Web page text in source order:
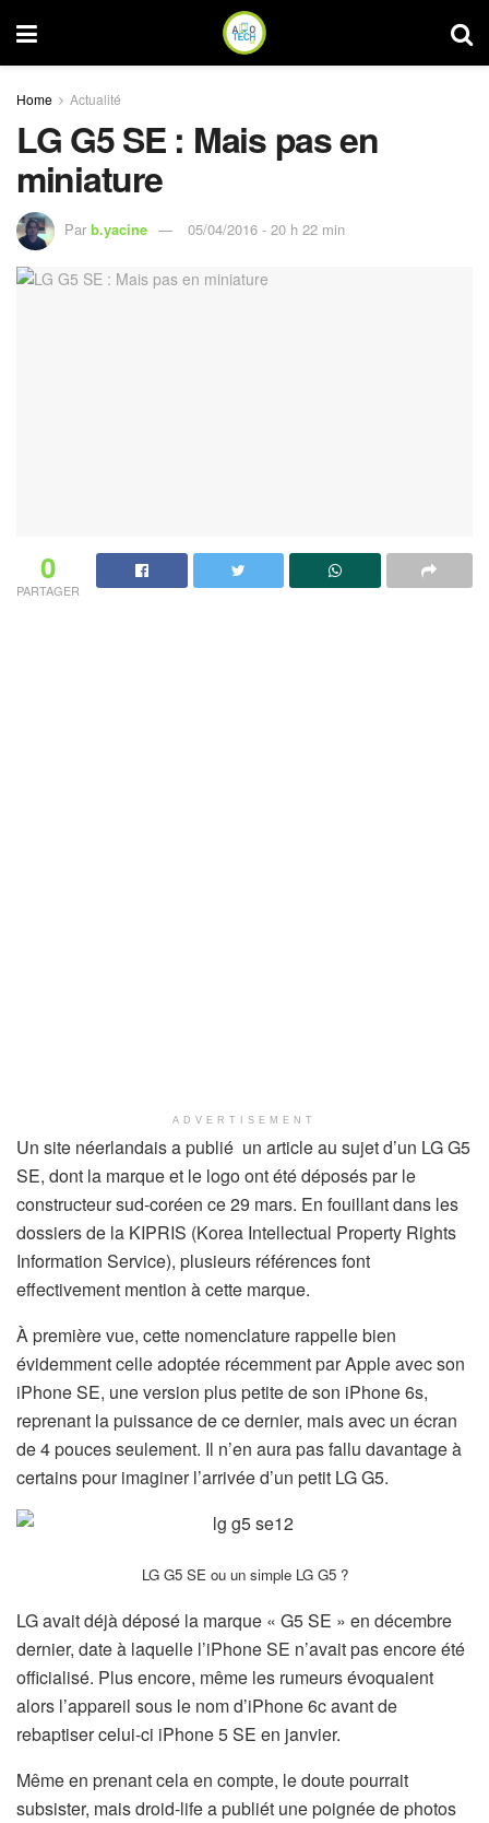
Home Actualité
LG G5 SE : Mais pas en
miniature
Par b.yacine 05/04/2016 - 20 h 22 min
0
PARTAGER
ADVERTISEMENT
Un site néerlandais a publié un article au sujet d’un LG G5
SE, dont la marque et le logo ont été déposés par le
constructeur sud-coréen ce 29 mars. En fouillant dans les
dossiers de la KIPRIS (Korea Intellectual Property Rights
Information Service), plusieurs références font
effectivement mention à cette marque.
À première vue, cette nomenclature rappelle bien
évidemment celle adoptée récemment par Apple avec son
iPhone SE, une version plus petite de son iPhone 6s,
reprenant la puissance de ce dernier, mais avec un écran
de 4 pouces seulement. Il n’en aura pas fallu davantage à
certains pour imaginer l’arrivée d’un petit LG G5.
LG G5 SE ou un simple LG G5 ?
LG avait déjà déposé la marque « G5 SE » en décembre
dernier, date à laquelle l’iPhone SE n’avait pas encore été
officialisé. Plus encore, même les rumeurs évoquaient
alors l’appareil sous le nom d’iPhone 6c avant de
rebaptiser celui-ci iPhone 5 SE en janvier.
Même en prenant cela en compte, le doute pourrait
subsister, mais droid-life a publiét une poignée de photos